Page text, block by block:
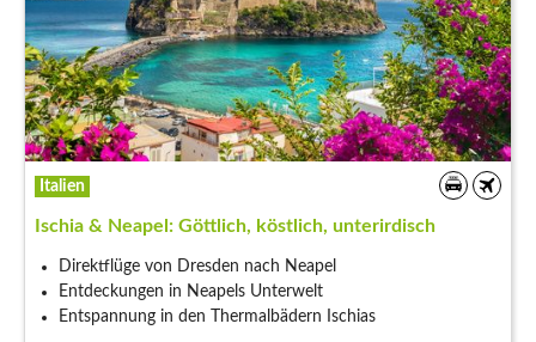
Italien
Ischia & Neapel: Göttlich, köstlich, unterirdisch
Direktflüge von Dresden nach Neapel
Entdeckungen in Neapels Unterwelt
Entspannung in den Thermalbädern Ischias